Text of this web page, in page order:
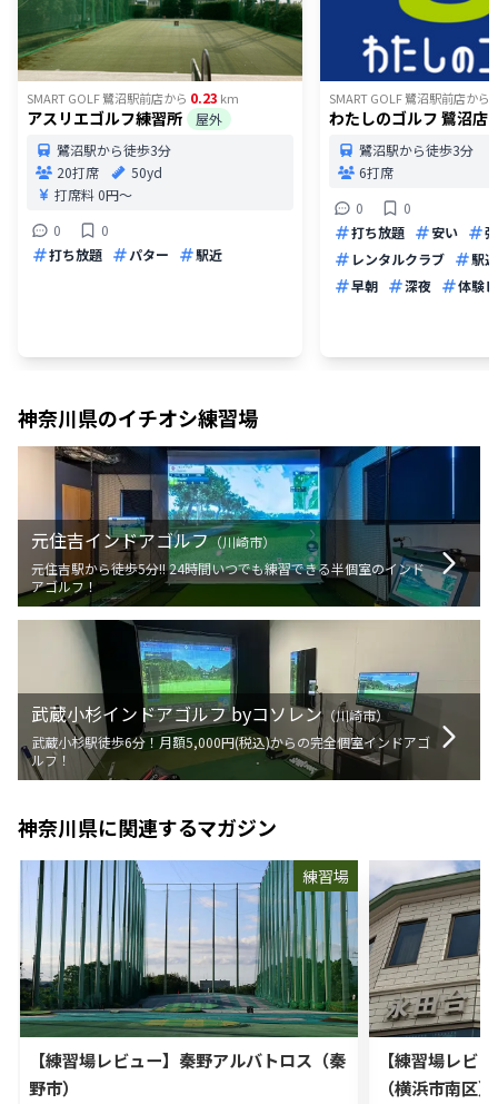
SMART GOLF 鷺沼駅前店から 0.23 km
アスリエゴルフ練習所
屋外
鷺沼駅から徒歩3分
20打席
50yd
打席料0円〜
0
0
打ち放題
パター 駅近
SMART GOLF 鷺沼駅前店から
わたしのゴルフ 鷺沼店
鷺沼駅から徒歩3分
6打席
0
0
打ち放題
安い
レンタルクラブ
駅近
早朝
深夜 体験
神奈川県のイチオシ練習場
元住吉インドアゴルフ（川崎市）
元住吉駅から徒歩5分!! 24時間いつでも練習できる半個室のインド
アゴルフ！
武蔵小杉インドアゴルフ byコソレン（川崎市）
武蔵小杉駅徒歩6分！月額5,000円(税込)からの完全個室インドアゴ
ルフ！
神奈川県に関連するマガジン
練習場
【練習場レビュー】秦野アルバトロス（秦
野市）
【練習場レビ
（横浜市南区）